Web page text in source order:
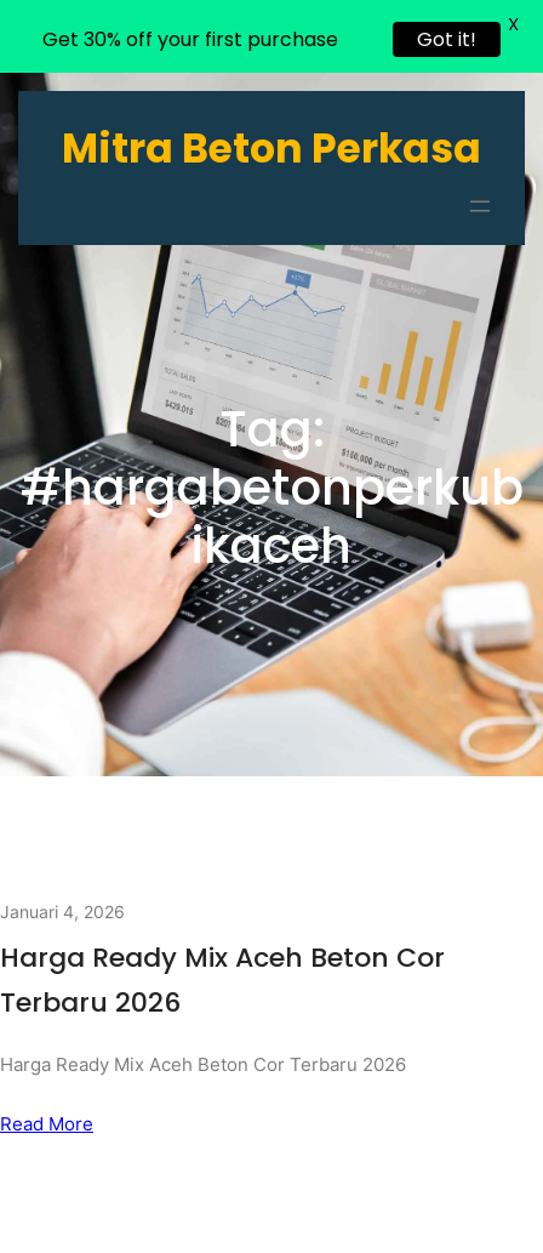
Lewati
ke
konten
Mitra Beton Perkasa
Tag:
#hargabetonperkub
ikaceh
Januari 4, 2026
Harga Ready Mix Aceh Beton Cor
Terbaru 2026
Harga Ready Mix Aceh Beton Cor Terbaru 2026
Read More
Get 30% off your first purchase Got it!
X